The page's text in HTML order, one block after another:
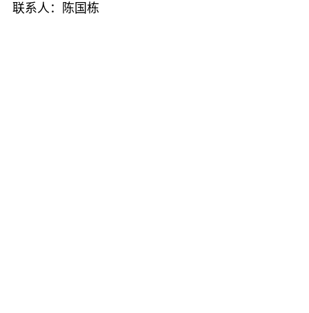
联系人：陈国栋